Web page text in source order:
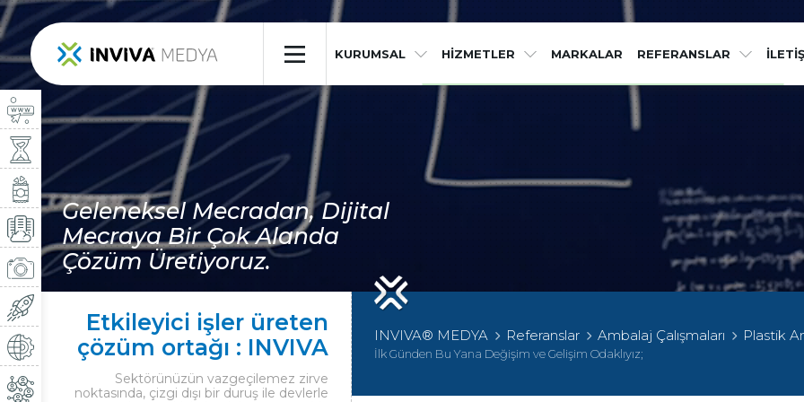
KURUMSAL HİZMETLER MARKALAR REFERANSLAR
Geleneksel Mecradan, Dijital
Mecraya Bir Çok Alanda
Çözüm Üretiyoruz.
× Etkileyici işler
Sektörünüzün vazgeçilemez zirve noktasında, çizgi
Etkileyici işler üreten
çözüm ortağı : INVIVA
Sektörünüzün vazgeçilemez zirve
noktasında, çizgi dışı bir duruş ile devlerle
INVIVA® MEDYA Referanslar Ambalaj Çalışmaları Plastik
İlk Günden Bu Yana Değişim ve Gelişim Odaklıyız;